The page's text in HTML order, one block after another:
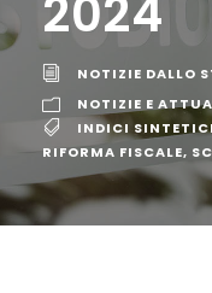
2024
NOTIZIE DALLO
NOTIZIE E
INDICI
RIFORMA FISCALE,